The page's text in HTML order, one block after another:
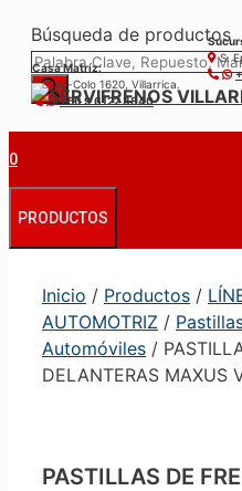
Búsqueda de productos
Casa Matríz:
Colo-Colo 1620, Villarrica.
+56 9 6122 3840
S.
0
PRODUCTOS
Inicio / Productos /
AUTOMOTRIZ /
Automóviles /
DELANTERAS MAXUS
PASTILLAS DE